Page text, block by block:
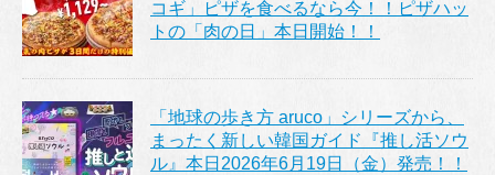
コギ」ピザを食べるなら今！！ピザハッ
トの「肉の日」本日開始！！
「地球の歩き方 aruco」シリーズから、
まったく新しい韓国ガイド『推し活ソウ
ル』本日2026年6月19日（金）発売！！